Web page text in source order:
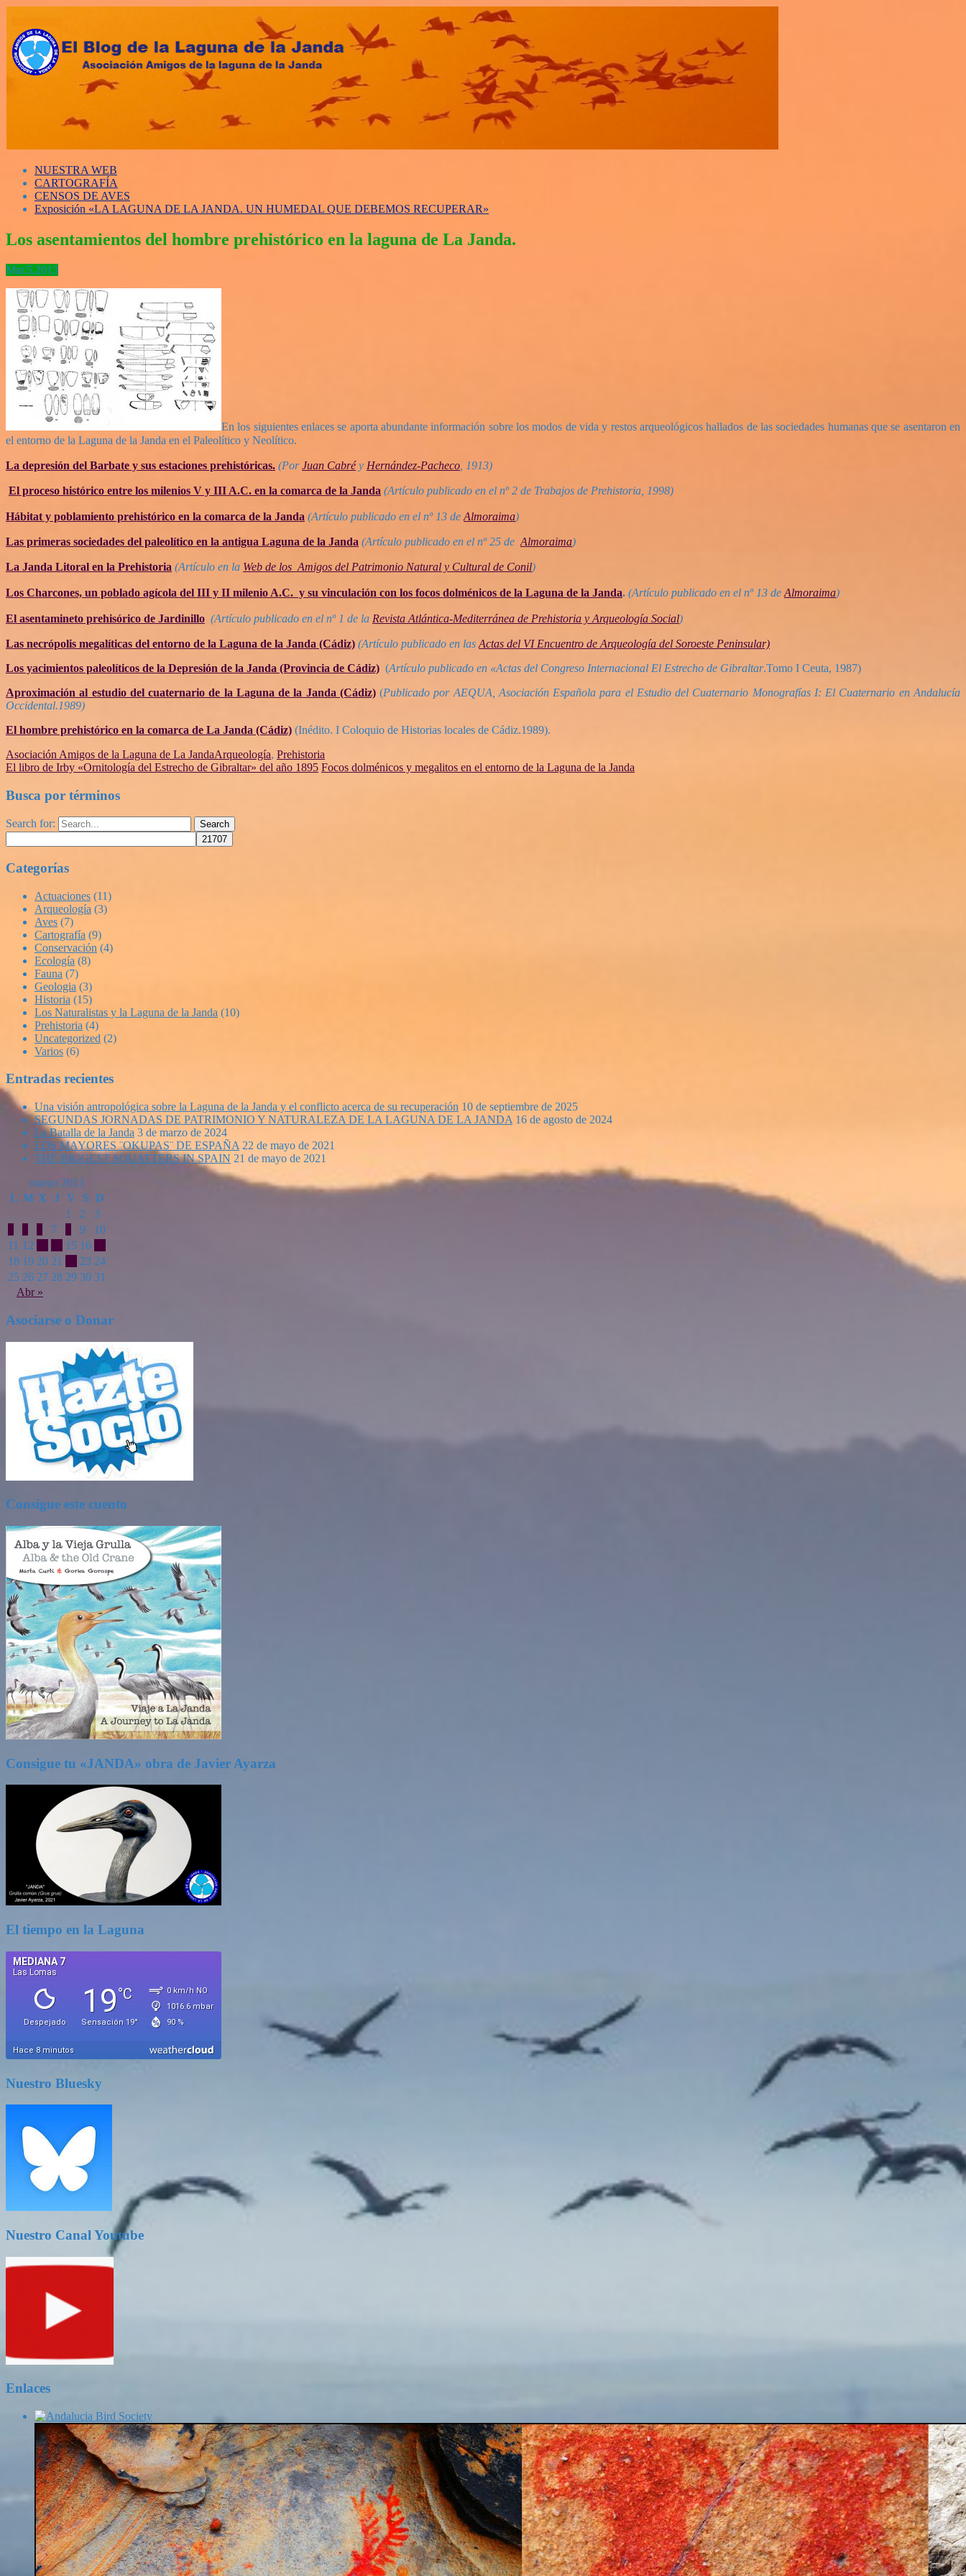
NUESTRA WEB
CARTOGRAFÍA
CENSOS DE AVES
Exposición «LA LAGUNA DE LA JANDA. UN HUMEDAL QUE DEBEMOS RECUPERAR»
Los asentamientos del hombre prehistórico en la laguna de La Janda.
Mar.5,2013
En los siguientes enlaces se aporta abundante información sobre los modos de vida y restos arqueológicos hallados de las sociedades humanas que se asentaron en
el entorno de la Laguna de la Janda en el Paleolítico y Neolítico.
La depresión del Barbate y sus estaciones prehistóricas. (PorJuan Cabréy Hernández-Pacheco , 1913)
El proceso histórico entre los milenios V y III A.C. en la comarca de la Janda (Artículo publicado en el nº 2 de Trabajos de Prehistoria, 1998)
Hábitat y poblamiento prehistórico en la comarca de la Janda (Artículo publicado en el nº 13 de Almoraima)
Las primeras sociedades del paleolítico en la antigua Laguna de la Janda (Artículo publicado en el nº 25 de Almoraima)
La Janda Litoral en la Prehistoria (Artículo en la Web de los Amigos del Patrimonio Natural y Cultural de Conil)
Los Charcones, un poblado agícola del III y II milenio A.C. y su vinculación con los focos dolménicos de la Laguna de la Janda. (Artículo publicado en el nº 13 de Almoraima)
El asentamineto prehisórico de Jardinillo (Artículo publicado en el nº 1 de la Revista Atlántica-Mediterránea de Prehistoria y Arqueología Social)
Las necrópolis megalíticas del entorno de la Laguna de la Janda (Cádiz) (Artículo publicado en las Actas del VI Encuentro de Arqueología del Soroeste Peninsular)
Los yacimientos paleolíticos de la Depresión de la Janda (Provincia de Cádiz) (Artículo publicado en «Actas del Congreso Internacional El Estrecho de Gibraltar.Tomo I Ceuta, 1987)
Aproximación al estudio del cuaternario de la Laguna de la Janda (Cádiz)(Publicado por AEQUA, Asociación Española para el Estudio del Cuaternario Monografías I: El Cuaternario en Andalucía
Occidental.1989)
El hombre prehistórico en la comarca de La Janda (Cádiz) (Inédito. I Coloquio de Historias locales de Cádiz.1989).
Asociación Amigos de la Laguna de La JandaArqueología, Prehistoria
El libro de Irby «Ornitología del Estrecho de Gibraltar» del año 1895 Focos dolménicos y megalitos en el entorno de la Laguna de la Janda
Busca por términos
Search for: Search
Categorías
Actuaciones (11)
Arqueología (3)
Aves (7)
Cartografía (9)
Conservación (4)
Ecología (8)
Fauna (7)
Geologia (3)
Historia (15)
Los Naturalistas y la Laguna de la Janda (10)
Prehistoria (4)
Uncategorized (2)
Varios (6)
Entradas recientes
Una visión antropológica sobre la Laguna de la Janda y el conflicto acerca de su recuperación 10 de septiembre de 2025
SEGUNDAS JORNADAS DE PATRIMONIO Y NATURALEZA DE LA LAGUNA DE LA JANDA 16 de agosto de 2024
La Batalla de la Janda 3 de marzo de 2024
LOS MAYORES ¨OKUPAS¨ DE ESPAÑA 22 de mayo de 2021
THE BIGGEST SQUATTERS IN SPAIN 21 de mayo de 2021
marzo 2013
L M X J V S D
1
2
3
7 9
10
11 12 15 16
18 19 20 21 23 24
25 26 27 28 29 30 31
Abr »
Asociarse o Donar
Consigue este cuento
Consigue tu «JANDA» obra de Javier Ayarza
El tiempo en la Laguna
Nuestro Bluesky
Nuestro Canal Youtube
Enlaces